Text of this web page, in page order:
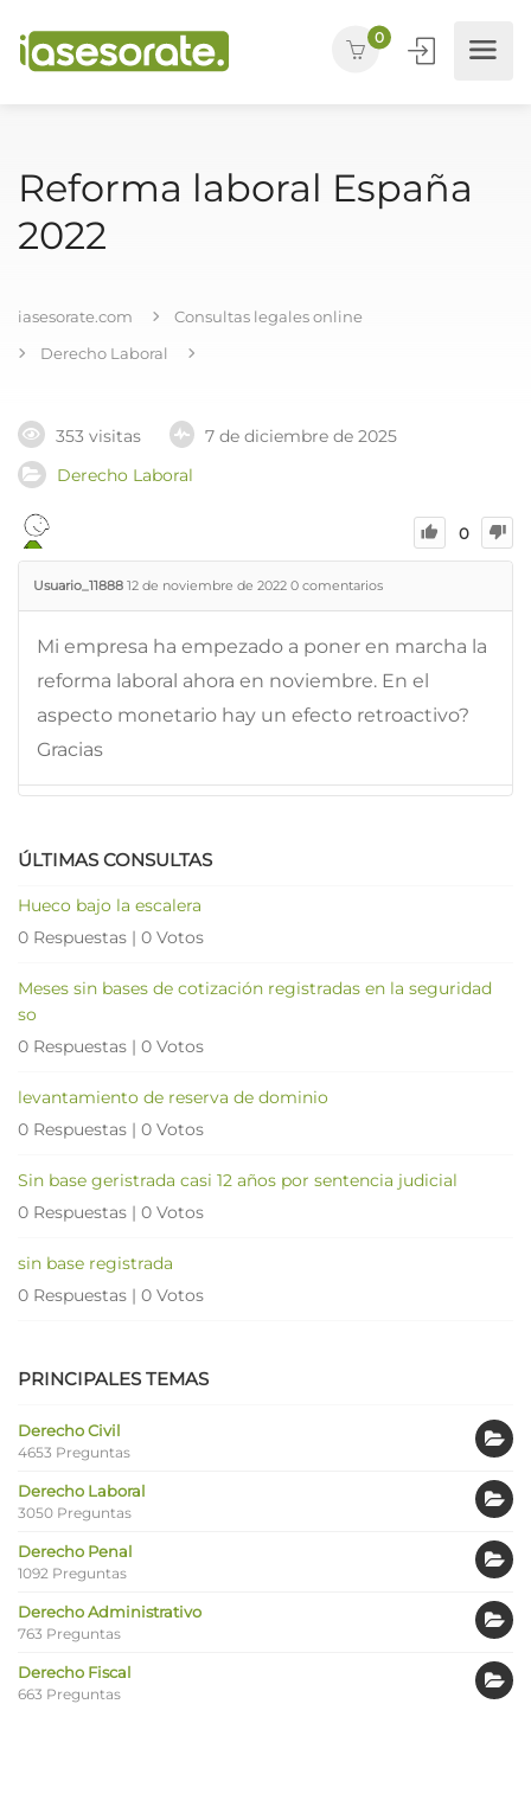
0
Reforma laboral España
2022
iasesorate.com
Consultas legales online
Derecho Laboral
353 visitas
7 de diciembre de 2025
Derecho Laboral
0
Usuario_11888 12 de noviembre de 2022 0 comentarios
Mi empresa ha empezado a poner en marcha la
reforma laboral ahora en noviembre. En el
aspecto monetario hay un efecto retroactivo?
Gracias
ÚLTIMAS CONSULTAS
Hueco bajo la escalera
0 Respuestas | 0 Votos
Meses sin bases de cotización registradas en la seguridad
so
0 Respuestas | 0 Votos
levantamiento de reserva de dominio
0 Respuestas | 0 Votos
Sin base geristrada casi 12 años por sentencia judicial
0 Respuestas | 0 Votos
sin base registrada
0 Respuestas | 0 Votos
PRINCIPALES TEMAS
Derecho Civil
4653 Preguntas
Derecho Laboral
3050 Preguntas
Derecho Penal
1092 Preguntas
Derecho Administrativo
763 Preguntas
Derecho Fiscal
663 Preguntas